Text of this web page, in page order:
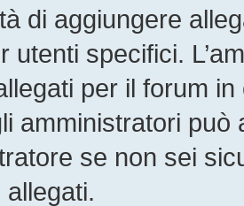
di aggiungere
utenti specifici.
per il forum
amministratori può
se non sei